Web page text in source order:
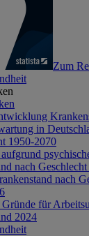
Zum
in
1950-2070
nach
nach
für
2024